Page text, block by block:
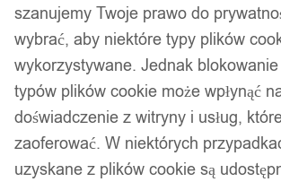
szanujemy Twoje prawo do
wybrać, aby niektóre typy plików
wykorzystywane. Jednak
typów plików cookie może wpłynąć
doświadczenie z witryny i usług,
zaoferować. W niektórych
uzyskane z plików cookie są